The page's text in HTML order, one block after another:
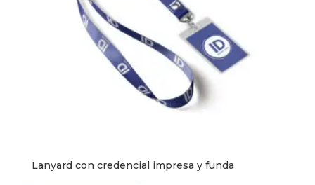
Lanyard con credencial impresa y funda